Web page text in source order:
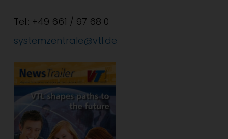
Tel.: +49 661 / 97 68 0
systemzentrale@vtl.de